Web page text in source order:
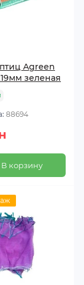
Agreen
зеленая
88694
В корзину